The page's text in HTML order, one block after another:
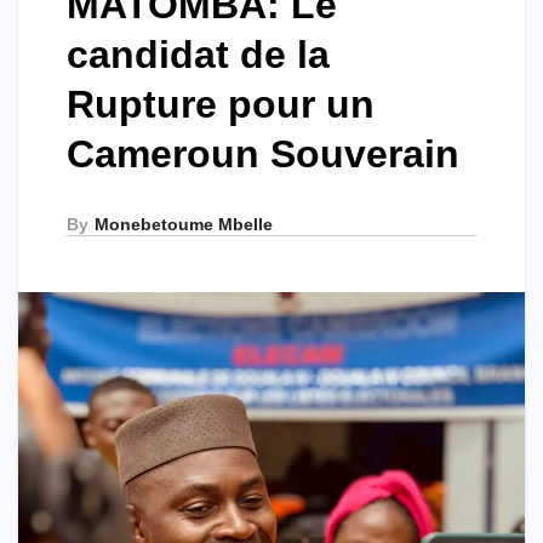
candidat de la
Rupture pour un
Cameroun Souverain
By Monebetoume Mbelle